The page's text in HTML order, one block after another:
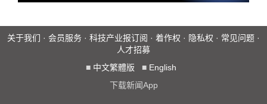
关于我们 · 会员服务 · 科技产业报订阅 · 着作权 · 隐私权 · 常见问题 ·
人才招募
■ 中文繁體版 ■ English
下载新闻App